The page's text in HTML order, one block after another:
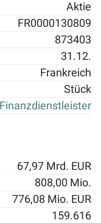
Aktie
FR0000130809
873403
31.12.
Frankreich
Stück
Finanzdienstleister
67,97 Mrd. EUR
808,00 Mio.
776,08 Mio. EUR
159.616